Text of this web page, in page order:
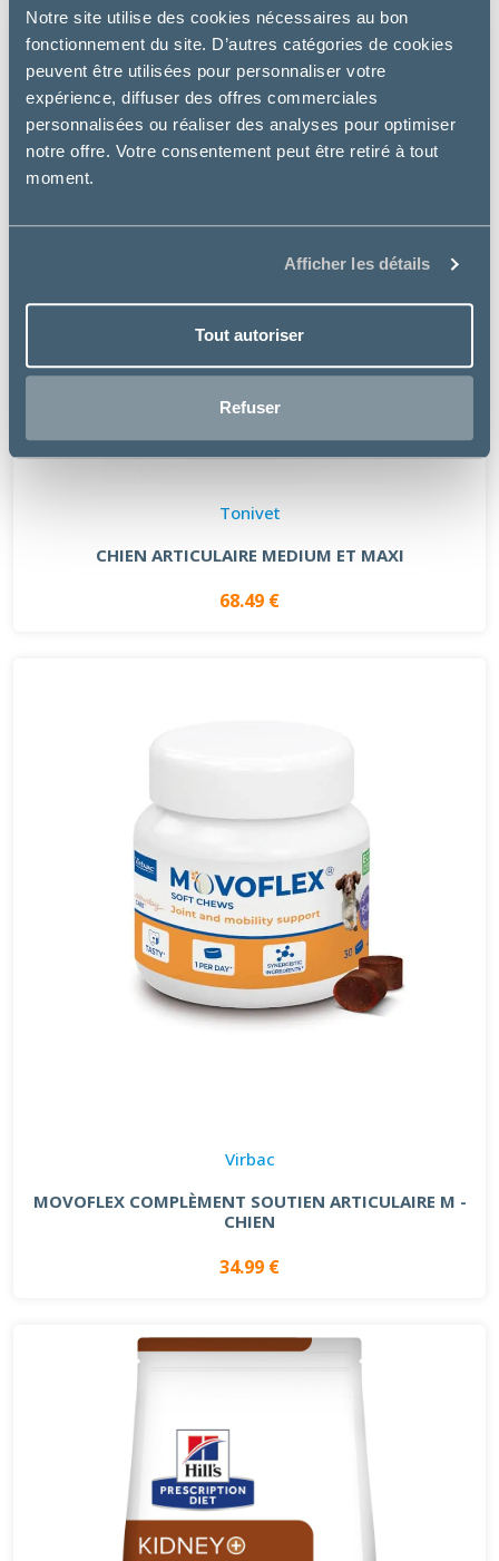
Notre site utilise des cookies nécessaires au bon
fonctionnement du site. D’autres catégories de cookies
peuvent être utilisées pour personnaliser votre
expérience, diffuser des offres commerciales
personnalisées ou réaliser des analyses pour optimiser
notre offre. Votre consentement peut être retiré à tout
moment.
Afficher les détails
Tout autoriser
Refuser
Tonivet
CHIEN ARTICULAIRE MEDIUM ET MAXI
68.49 €
Virbac
MOVOFLEX COMPLÈMENT SOUTIEN ARTICULAIRE M -
CHIEN
34.99 €